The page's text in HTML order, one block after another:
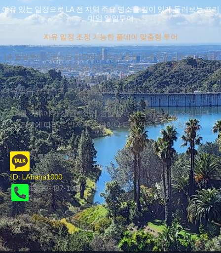
여유 있는 일정으로 LA 전 지역 주요 명소를 깊이 있게 둘러보는 프리
미엄 일일투어
자유 일정 조정 가능한 풀데이 맞춤형 투어
LA 일일투어 C코스는 한인타운(숙소) 출발 기준으로 남부 해안부터
할리우드, 다운타운까지 LA 전 지역 주요 명소를 모두 포함한 프리미
엄 풀데이 코스입니다.
여유 있는 일정으로 고객 요청에 따라 방문지 추가 및 맞춤형 코스 조
정이 가능합니다.
LA를 하루에 가장 완벽하게 경험할 수 있는 최상위 코스입니다.
필요에 따라 출발지는 공항이나 다른 지역도 가능합니다.
카톡으로 상담하기
ID: LAhana1000
1-213-487-1000